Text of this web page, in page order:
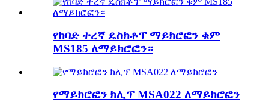
የከባድ ተረኛ ዴስክቶፕ ማይክሮፎን ቁም
MS185 ለማይክሮፎን።
የማይክሮፎን ክሊፕ MSA022 ለማይክሮፎን